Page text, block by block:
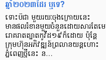
ឆ្នាំ២០២៣ដែរ ឬទេ?
ទោះបីជា មួយរយៈចុងក្រោយនេះ
មានផលរំខានមួយចំនួនដោយសារតែមេ
រោគរាតត្បាតកូវីដ១៩ក៏ដោយ ប៉ុន្ដែ
ក្រុមហ៊ុនអភិវឌ្ឍន៍ព្រលានយន្ដហោះ
ភ្នំពេញថ្មីនេះ ន…